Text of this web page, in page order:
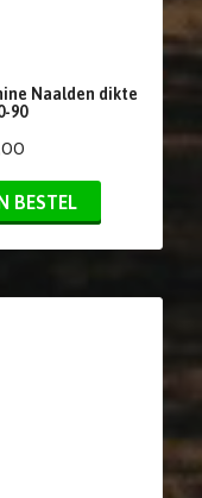
Naalden dikte
90
BESTEL